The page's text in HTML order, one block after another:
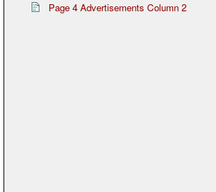
Page 4 Advertisements Column 2